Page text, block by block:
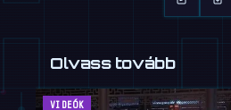
Olvass tovább
VIDEÓK